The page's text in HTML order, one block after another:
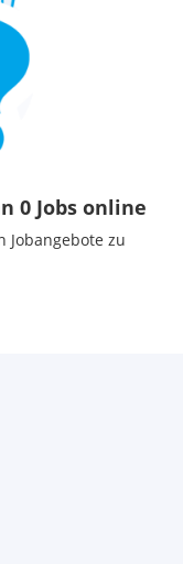
0 Jobs online
Jobangebote zu